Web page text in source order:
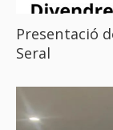
Presentació
Seral